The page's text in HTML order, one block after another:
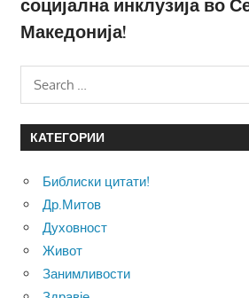
социјална инклузија во
Македонија!
Search
for:
КАТЕГОРИИ
Библиски цитати!
Др.Митов
Духовност
Живот
Занимливости